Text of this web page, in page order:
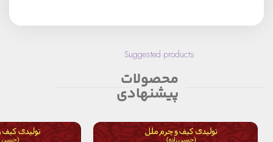
Suggested products
محصولات
پیشنهادی